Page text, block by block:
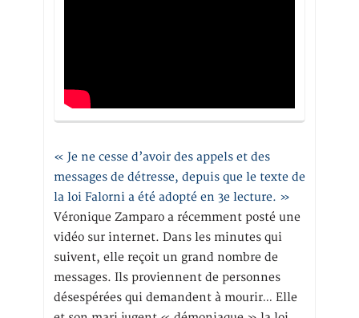
« Je ne cesse d’avoir des appels et des
messages de détresse, depuis que le texte de
la loi Falorni a été adopté en 3e lecture. »
Véronique Zamparo a récemment posté une
vidéo sur internet. Dans les minutes qui
suivent, elle reçoit un grand nombre de
messages. Ils proviennent de personnes
désespérées qui demandent à mourir… Elle